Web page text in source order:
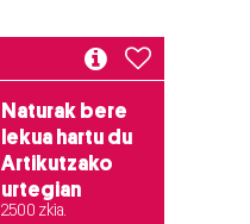
Naturak bere
lekua hartu du
Artikutzako
urtegian
2.500 zkia.